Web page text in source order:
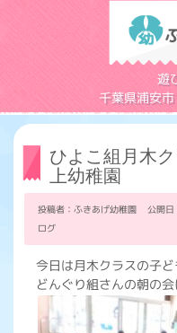
遊
千葉県浦安
ひよこ組月木
上幼稚園
投稿者：ふきあげ幼稚園 公開
ログ
今日は月木クラスの子
どんぐり組さんの朝の